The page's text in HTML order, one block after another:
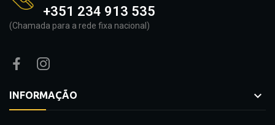
+351 234 913 535
(Chamada para a rede fixa nacional)
INFORMAÇÃO 